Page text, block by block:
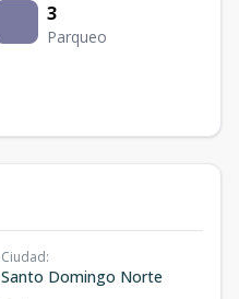
3
Parqueo
Ciudad:
Santo Domingo Norte